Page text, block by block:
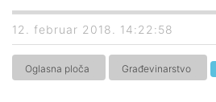
12. februar 2018. 14:22:58
Oglasna ploča Građevinarstvo